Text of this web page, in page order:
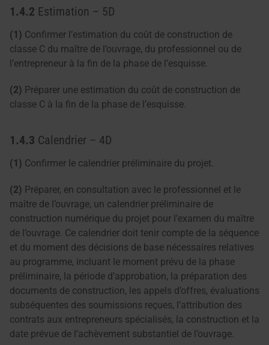
1.4.2 Estimation – 5D
(1) Confirmer l’estimation du coût de construction de
classe C du maître de l’ouvrage, du professionnel ou de
l’entrepreneur à la fin de la phase de l’esquisse.
(2) Préparer une estimation du coût de construction de
classe C à la fin de la phase de l’esquisse.
1.4.3 Calendrier – 4D
(1) Confirmer le calendrier préliminaire du projet.
(2) Préparer, en consultation avec le professionnel et le
maître de l’ouvrage, un calendrier préliminaire de
construction numérique du projet pour l’examen du maître
de l’ouvrage. Ce calendrier doit tenir compte de la séquence
et du moment des décisions de base nécessaires relatives
au programme, incluant le moment prévu de la phase
préliminaire, la période d’approbation, la préparation des
documents de construction, les appels d’offres, évaluations
subséquentes des soumissions reçues, l’attribution des
contrats aux entrepreneurs spécialisés, la construction et la
date prévue de l’achèvement substantiel de l’ouvrage.